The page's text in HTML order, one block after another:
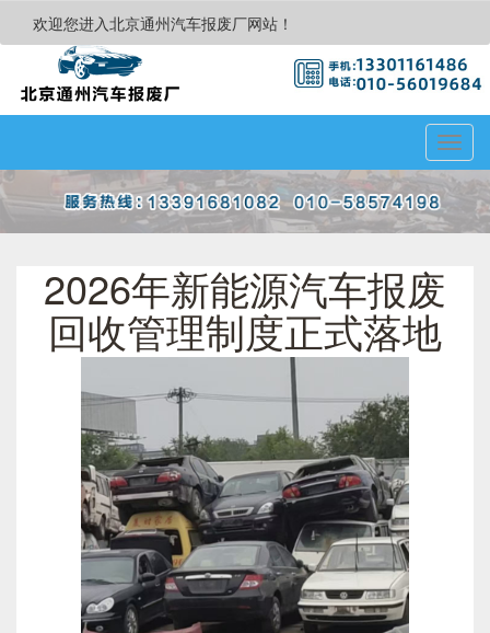
欢迎您进入北京通州汽车报废厂网站！
2026年新能源汽车报废
回收管理制度正式落地